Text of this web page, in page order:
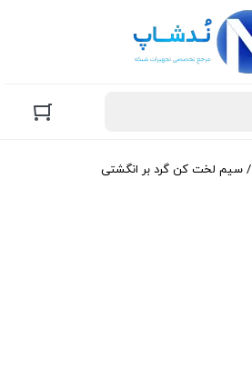
/ سیم لخت کن گرد بر انگشتی